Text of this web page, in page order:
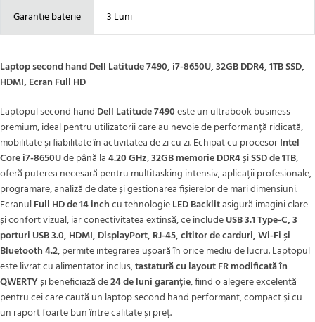
Garantie baterie 3 Luni
Laptop second hand Dell Latitude 7490, i7-8650U, 32GB DDR4, 1TB SSD,
HDMI, Ecran Full HD
Laptopul second hand Dell Latitude 7490este un ultrabook business
premium, ideal pentru utilizatorii care au nevoie de performanță ridicată,
mobilitate și fiabilitate în activitatea de zi cu zi. Echipat cu procesorIntel
Core i7-8650Ude până la4.20 GHz,32GB memorie DDR4șiSSD de 1TB,
oferă puterea necesară pentru multitasking intensiv, aplicații profesionale,
programare, analiză de date și gestionarea fișierelor de mari dimensiuni.
EcranulFull HD de 14 inchcu tehnologieLED Backlitasigură imagini clare
și confort vizual, iar conectivitatea extinsă, ce includeUSB 3.1 Type-C, 3
porturi USB 3.0, HDMI, DisplayPort, RJ-45, cititor de carduri, Wi-Fi și
Bluetooth 4.2, permite integrarea ușoară în orice mediu de lucru. Laptopul
este livrat cu alimentator inclus,tastatură cu layout FR modificată în
QWERTYși beneficiază de24 de luni garanție, fiind o alegere excelentă
pentru cei care caută un laptop second hand performant, compact și cu
un raport foarte bun între calitate și preț.